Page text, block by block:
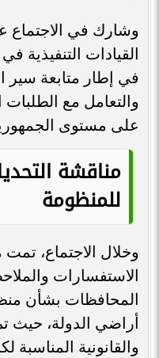
وشارك في الاجتماع
القيادات
في إطار متابعة سير
والتعامل مع
على مستوى
مناقشة
للمنظومة
وخلال الاجتماع،
الاستفسارات
المحافظات بشأن
أراضي الدولة، حيث
والقانونية